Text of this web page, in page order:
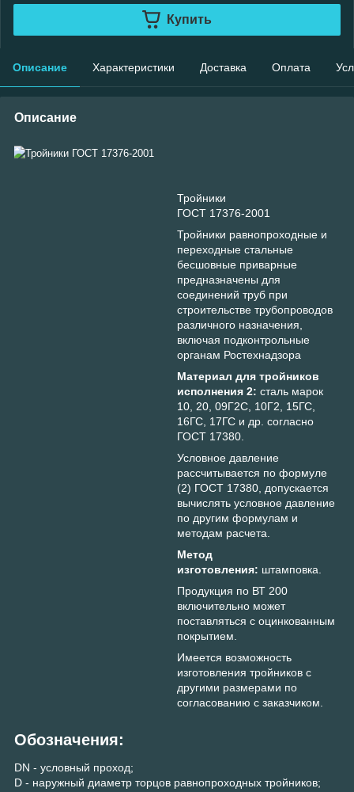
Купить
Описание Характеристики Доставка Оплата
Описание
Тройники
ГОСТ 17376-2001
Тройники равнопроходные и
переходные стальные
бесшовные приварные
предназначены для
соединений труб при
строительстве трубопроводов
различного назначения,
включая подконтрольные
органам Ростехнадзора
Материал для тройников
исполнения 2: сталь марок
10, 20, 09Г2С, 10Г2, 15ГС,
16ГС, 17ГС и др. согласно
ГОСТ 17380.
Условное давление
рассчитывается по формуле
(2) ГОСТ 17380, допускается
вычислять условное давление
по другим формулам и
методам расчета.
Метод
изготовления: штамповка.
Продукция по ВТ 200
включительно может
поставляться с оцинкованным
покрытием.
Имеется возможность
изготовления тройников с
другими размерами по
согласованию с заказчиком.
Обозначения:
DN - условный проход;
D - наружный диаметр торцов равнопроходных тройников;